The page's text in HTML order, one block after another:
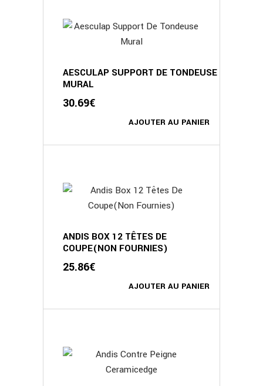
AJOUTER AU PANIER
AESCULAP SUPPORT DE TONDEUSE
MURAL
30.69€
AJOUTER AU PANIER
ANDIS BOX 12 TÊTES DE
COUPE(NON FOURNIES)
25.86€